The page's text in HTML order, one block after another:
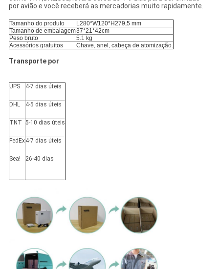
por avião e você receberá as mercadorias muito rapidamente.
Tamanho do produto
L280*W120*H279,5 mm
Tamanho de embalagem37*21*42cm
Peso bruto
5.1 kg
Acessórios gratuitos
Chave, anel, cabeça de atomização.
Transporte por
UPS 4-7 dias úteis
DHL 4-5 dias úteis
TNT 5-10 dias úteis
FedEx4-7 dias úteis
Sea! 26-40 dias